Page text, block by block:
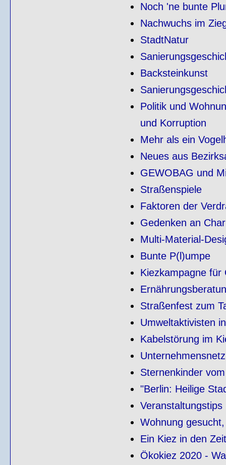
Noch 'ne bunte
Nachwuchs im
StadtNatur
Backsteinkunst
Politik und
und Korruption
Mehr als ein
Neues aus
GEWOBAG und
Straßenspiele
Faktoren der
Gedenken an
Multi-Material-
Bunte P(l)umpe
Kiezkampagne für
Straßenfest zum
Umweltaktivisten
Kabelstörung im
Sternenkinder
"Berlin: Heilige
Veranstaltungstips
Wohnung
Ein Kiez in den
Ökokiez 2020 -